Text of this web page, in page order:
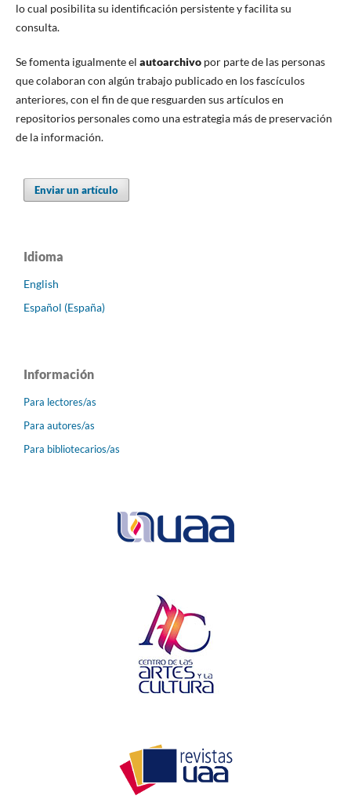
lo cual posibilita su identificación persistente y facilita su
consulta.
Se fomenta igualmente el autoarchivo por parte de las personas
que colaboran con algún trabajo publicado en los fascículos
anteriores, con el fin de que resguarden sus artículos en
repositorios personales como una estrategia más de preservación
de la información.
Enviar un artículo
Idioma
English
Español (España)
Información
Para lectores/as
Para autores/as
Para bibliotecarios/as